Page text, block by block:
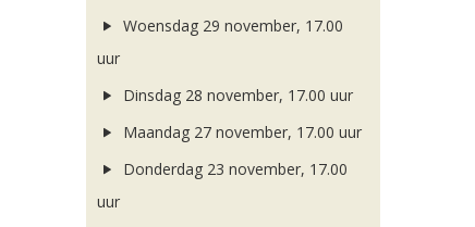
Woensdag 29 november, 17.00
uur
Dinsdag 28 november, 17.00 uur
Maandag 27 november, 17.00 uur
Donderdag 23 november, 17.00
uur